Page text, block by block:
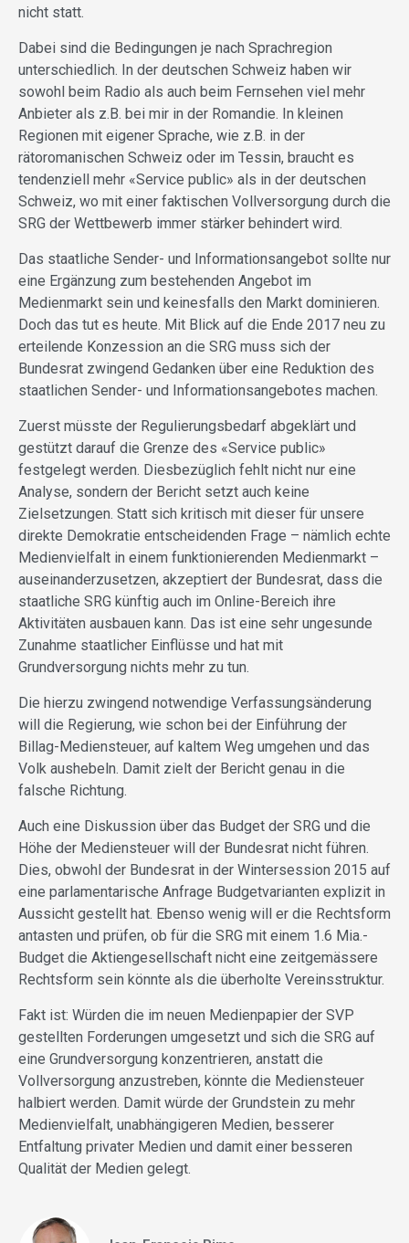
nicht statt.
Dabei sind die Bedingungen je nach Sprachregion
unterschiedlich. In der deutschen Schweiz haben wir
sowohl beim Radio als auch beim Fernsehen viel mehr
Anbieter als z.B. bei mir in der Romandie. In kleinen
Regionen mit eigener Sprache, wie z.B. in der
rätoromanischen Schweiz oder im Tessin, braucht es
tendenziell mehr «Service public» als in der deutschen
Schweiz, wo mit einer faktischen Vollversorgung durch die
SRG der Wettbewerb immer stärker behindert wird.
Das staatliche Sender- und Informationsangebot sollte nur
eine Ergänzung zum bestehenden Angebot im
Medienmarkt sein und keinesfalls den Markt dominieren.
Doch das tut es heute. Mit Blick auf die Ende 2017 neu zu
erteilende Konzession an die SRG muss sich der
Bundesrat zwingend Gedanken über eine Reduktion des
staatlichen Sender- und Informationsangebotes machen.
Zuerst müsste der Regulierungsbedarf abgeklärt und
gestützt darauf die Grenze des «Service public»
festgelegt werden. Diesbezüglich fehlt nicht nur eine
Analyse, sondern der Bericht setzt auch keine
Zielsetzungen. Statt sich kritisch mit dieser für unsere
direkte Demokratie entscheidenden Frage – nämlich echte
Medienvielfalt in einem funktionierenden Medienmarkt –
auseinanderzusetzen, akzeptiert der Bundesrat, dass die
staatliche SRG künftig auch im Online-Bereich ihre
Aktivitäten ausbauen kann. Das ist eine sehr ungesunde
Zunahme staatlicher Einflüsse und hat mit
Grundversorgung nichts mehr zu tun.
Die hierzu zwingend notwendige Verfassungsänderung
will die Regierung, wie schon bei der Einführung der
Billag-Mediensteuer, auf kaltem Weg umgehen und das
Volk aushebeln. Damit zielt der Bericht genau in die
falsche Richtung.
Auch eine Diskussion über das Budget der SRG und die
Höhe der Mediensteuer will der Bundesrat nicht führen.
Dies, obwohl der Bundesrat in der Wintersession 2015 auf
eine parlamentarische Anfrage Budgetvarianten explizit in
Aussicht gestellt hat. Ebenso wenig will er die Rechtsform
antasten und prüfen, ob für die SRG mit einem 1.6 Mia.-
Budget die Aktiengesellschaft nicht eine zeitgemässere
Rechtsform sein könnte als die überholte Vereinsstruktur.
Fakt ist: Würden die im neuen Medienpapier der SVP
gestellten Forderungen umgesetzt und sich die SRG auf
eine Grundversorgung konzentrieren, anstatt die
Vollversorgung anzustreben, könnte die Mediensteuer
halbiert werden. Damit würde der Grundstein zu mehr
Medienvielfalt, unabhängigeren Medien, besserer
Entfaltung privater Medien und damit einer besseren
Qualität der Medien gelegt.